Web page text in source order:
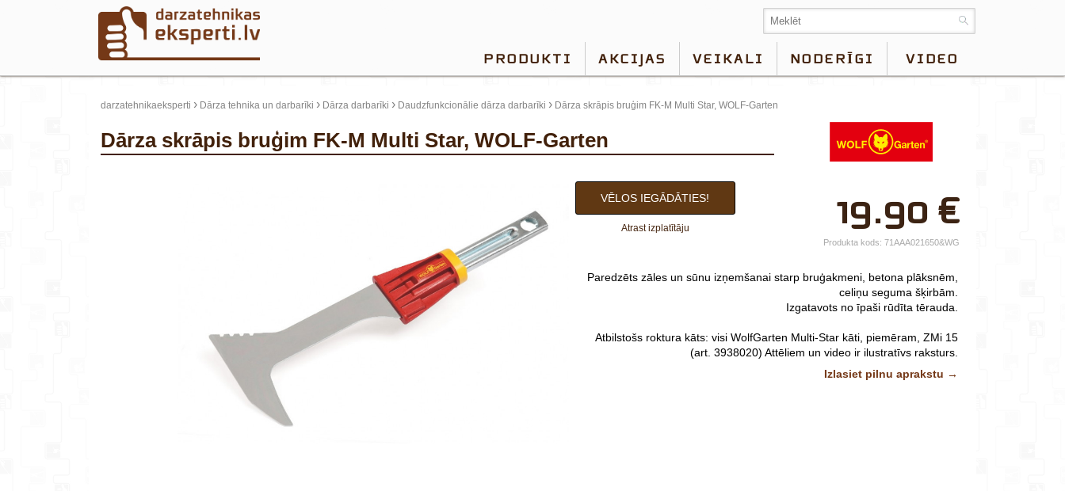
PRODUKTI AKCIJAS VEIKALI NODERĪGI VIDEO
darzatehnikaeksperti › Dārza tehnika un darbarīki › Dārza darbarīki › Daudzfunkcionālie dārza darbarīki › Dārza skrāpis bruģim FK-M Multi Star, WOLF-Garten
Dārza skrāpis bruģim FK-M Multi Star, WOLF-Garten
Jūsu vārds*
tālr.*
Izvēlieties tuvāko
19.90 €
VĒLOS IEGĀDĀTIES!
Atrast izplatītāju
Produkta kods: 71AAA021650&WG
Paredzēts zāles un sūnu izņemšanai starp bruģakmeni, betona plāksnēm,
celiņu seguma šķirbām.
Izgatavots no īpaši rūdīta tērauda.
Atbilstošs roktura kāts: visi WolfGarten Multi-Star kāti, piemēram, ZMi 15
(art. 3938020) Attēliem un video ir ilustratīvs raksturs.
Izlasiet pilnu aprakstu →